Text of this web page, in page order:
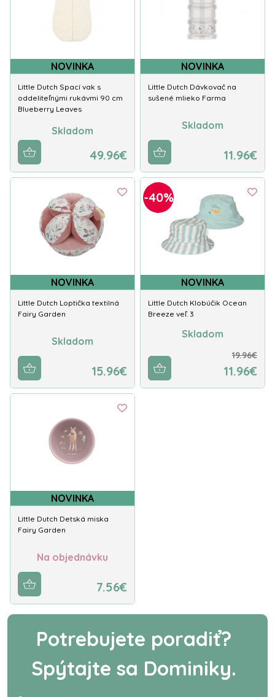
NOVINKA
Little Dutch Spací vak s
oddeliteľnými rukávmi 90 cm
Blueberry Leaves
Skladom
49.96€
NOVINKA
Little Dutch Dávkovač na
sušené mlieko Farma
Skladom
11.96€
NOVINKA
Little Dutch Loptička textilná
Fairy Garden
Skladom
15.96€
-40%
NOVINKA
Little Dutch Klobúčik Ocean
Breeze veľ. 3
Skladom
19.96€
11.96€
NOVINKA
Little Dutch Detská miska
Fairy Garden
Na objednávku
7.56€
Potrebujete poradiť?
Spýtajte sa Dominiky.